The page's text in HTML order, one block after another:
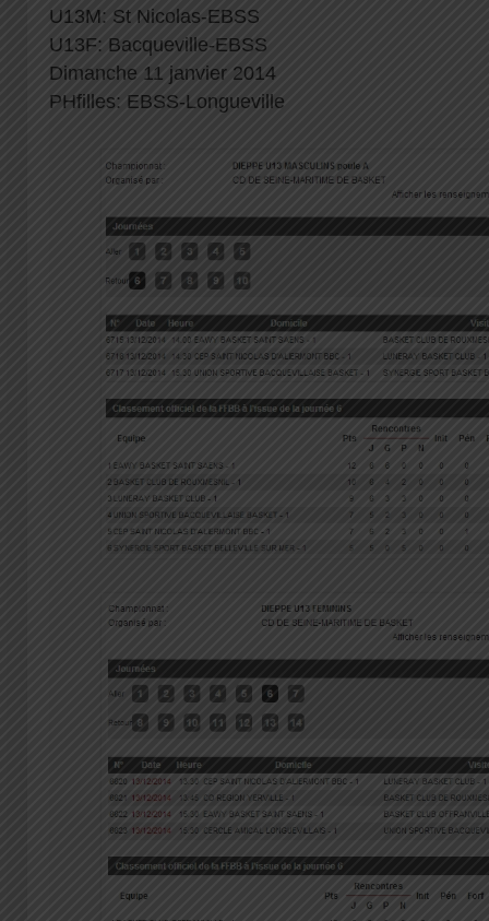
U13M: St Nicolas-EBSS
U13F: Bacqueville-EBSS
Dimanche 11 janvier 2014
PHfilles: EBSS-Longueville